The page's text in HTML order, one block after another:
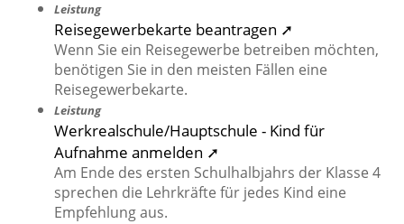
Leistung
Reisegewerbekarte beantragen ➚
Wenn Sie ein Reisegewerbe betreiben möchten,
benötigen Sie in den meisten Fällen eine
Reisegewerbekarte.
Leistung
Werkrealschule/Hauptschule - Kind für
Aufnahme anmelden ➚
Am Ende des ersten Schulhalbjahrs der Klasse 4
sprechen die Lehrkräfte für jedes Kind eine
Empfehlung aus.